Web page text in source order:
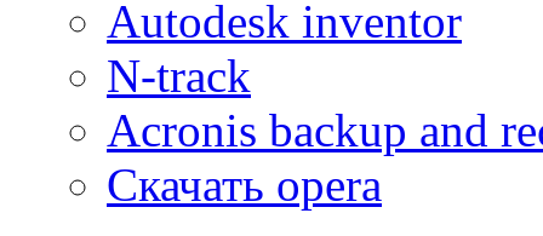
Autodesk inventor
N-track
Acronis backup and
Скачать opera